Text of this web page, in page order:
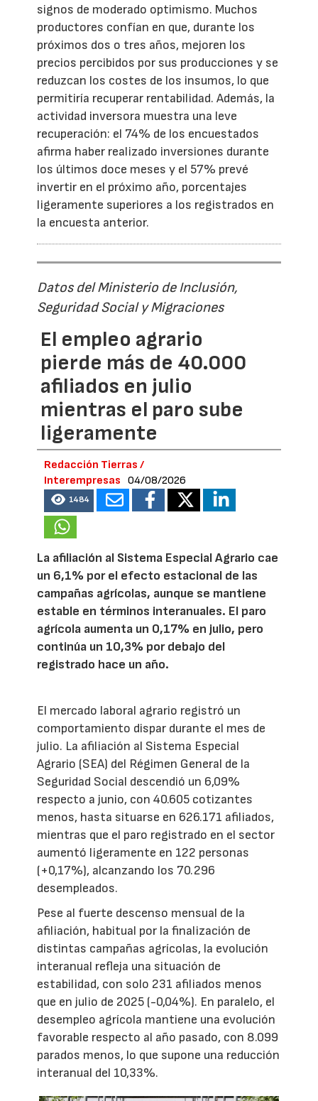
signos de moderado optimismo. Muchos
productores confían en que, durante los
próximos dos o tres años, mejoren los
precios percibidos por sus producciones y se
reduzcan los costes de los insumos, lo que
permitiría recuperar rentabilidad. Además, la
actividad inversora muestra una leve
recuperación: el 74% de los encuestados
afirma haber realizado inversiones durante
los últimos doce meses y el 57% prevé
invertir en el próximo año, porcentajes
ligeramente superiores a los registrados en
la encuesta anterior.
Datos del Ministerio de Inclusión,
Seguridad Social y Migraciones
El empleo agrario
pierde más de 40.000
afiliados en julio
mientras el paro sube
ligeramente
Redacción Tierras /
Interempresas
04/08/2026
1484
La afiliación al Sistema Especial Agrario cae
un 6,1% por el efecto estacional de las
campañas agrícolas, aunque se mantiene
estable en términos interanuales. El paro
agrícola aumenta un 0,17% en julio, pero
continúa un 10,3% por debajo del
registrado hace un año.
El mercado laboral agrario registró un
comportamiento dispar durante el mes de
julio. La afiliación al Sistema Especial
Agrario (SEA) del Régimen General de la
Seguridad Social descendió un 6,09%
respecto a junio, con 40.605 cotizantes
menos, hasta situarse en 626.171 afiliados,
mientras que el paro registrado en el sector
aumentó ligeramente en 122 personas
(+0,17%), alcanzando los 70.296
desempleados.
Pese al fuerte descenso mensual de la
afiliación, habitual por la finalización de
distintas campañas agrícolas, la evolución
interanual refleja una situación de
estabilidad, con solo 231 afiliados menos
que en julio de 2025 (-0,04%). En paralelo, el
desempleo agrícola mantiene una evolución
favorable respecto al año pasado, con 8.099
parados menos, lo que supone una reducción
interanual del 10,33%.